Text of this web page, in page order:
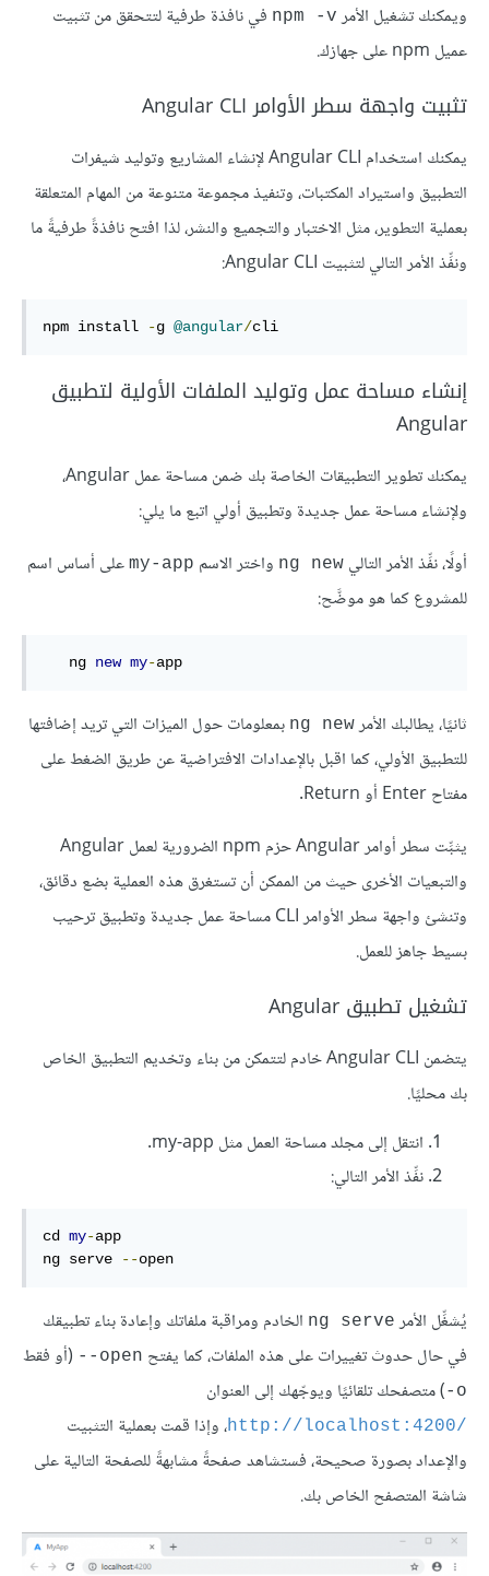
ويمكنك تشغيل الأمر npm -v في نافذة طرفية لتتحقق من تثبيت
عميل npm على جهازك.
تثبيت واجهة سطر الأوامر Angular CLI
يمكنك استخدام Angular CLI لإنشاء المشاريع وتوليد شيفرات
التطبيق واستيراد المكتبات، وتنفيذ مجموعة متنوعة من المهام المتعلقة
بعملية التطوير، مثل الاختبار والتجميع والنشر، لذا افتح نافذةً طرفيةً ما
ونفِّذ الأمر التالي لتثبيت Angular CLI:
npm install -g @angular/cli
إنشاء مساحة عمل وتوليد الملفات الأولية لتطبيق
Angular
يمكنك تطوير التطبيقات الخاصة بك ضمن مساحة عمل Angular،
ولإنشاء مساحة عمل جديدة وتطبيق أولي اتبع ما يلي:
أولًا، نفِّذ الأمر التالي ng new واختر الاسم my-app على أساس اسم
للمشروع كما هو موضَّح:
   ng
new my-app
ثانيًا، يطالبك الأمرng new بمعلومات حول الميزات التي تريد إضافتها
للتطبيق الأولي، كما اقبل بالإعدادات الافتراضية عن طريق الضغط على
مفتاح Enter أو Return.
يثبِّت سطر أوامر Angular حزم npm الضرورية لعمل Angular
والتبعيات الأخرى حيث من الممكن أن تستغرق هذه العملية بضع دقائق،
وتنشئ واجهة سطر الأوامر CLI مساحة عمل جديدة وتطبيق ترحيب
بسيط جاهز للعمل.
تشغيل تطبيق Angular
يتضمن Angular CLI خادم لتتمكن من بناء وتخديم التطبيق الخاص
بك محليًا.
انتقل إلى مجلد مساحة العمل مثل my-app.
نفِّذ الأمر التالي:
cd my-app
ng serve
--open
يُشغِّل الأمر ng serve الخادم ومراقبة ملفاتك وإعادة بناء تطبيقك
في حال حدوث تغييرات على هذه الملفات، كما يفتح ‎--open (أو فقط
‎-o) متصفحك تلقائيًا ويوجّهك إلى العنوان
http://localhost:4200/‎، وإذا قمت بعملية التثبيت
والإعداد بصورة صحيحة، فستشاهد صفحةً مشابهةً للصفحة التالية على
شاشة المتصفح الخاص بك.